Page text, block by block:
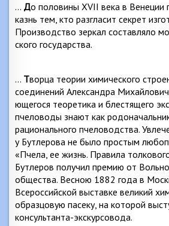
… До половины XVII века в Венеции
казнь тем, кто разгласит секрет
Производство зеркал составляло
ского государства.
… Творца теории химического
соединений Александра
ющегося теоретика и блестящего
пче­ловоды знают как
рационального пчеловодства.
у Бутлеро­ва не было простым
«Пчела, ее жизнь. Правила
Бутлеров по­лучил премию от
общества. Весною 1882 года в
Всероссийской выставке великий
образцовую пасеку, на которой
консультанта-экскурсовода.